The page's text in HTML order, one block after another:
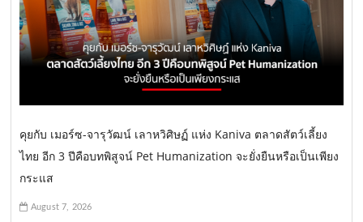
คุยกับ เมอร์ซ-จารุวัฒน์ เลาหวิศิษฏ์ แห่ง Kaniva ตลาดสัตว์เลี้ยง
ไทย อีก 3 ปีคือบทพิสูจน์ Pet Humanization จะยั่งยืนหรือเป็นเพียง
กระแส
August 7, 2026